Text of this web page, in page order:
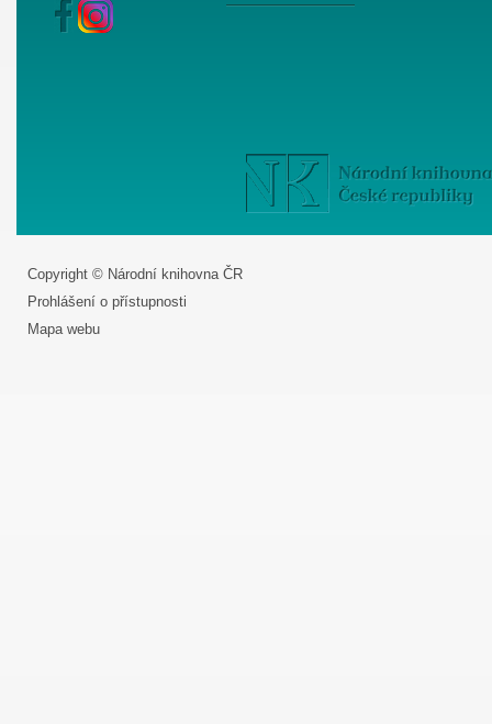
Copyright © Národní knihovna ČR
Prohlášení o přístupnosti
Mapa webu